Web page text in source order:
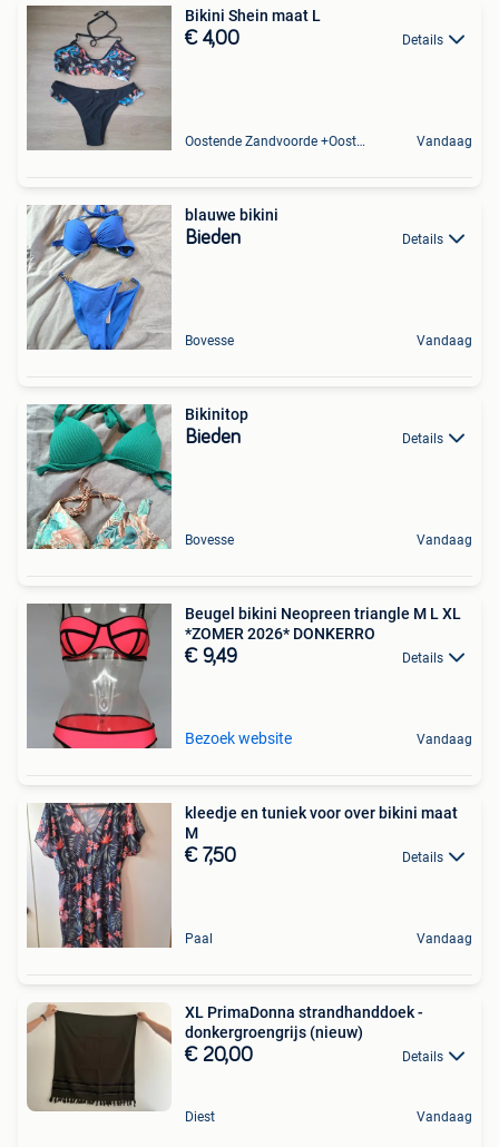
Bikini Shein maat L
€ 4,00 Details
Oostende Zandvoorde +Oostende Vandaag
blauwe bikini
Bieden Details
Bovesse Vandaag
Bikinitop
Bieden Details
Bovesse Vandaag
Beugel bikini Neopreen triangle M L XL
*ZOMER 2026* DONKERRO
€ 9,49 Details
Bezoek website Vandaag
kleedje en tuniek voor over bikini maat
M
€ 7,50 Details
Paal Vandaag
XL PrimaDonna strandhanddoek -
donkergroengrijs (nieuw)
€ 20,00 Details
Diest Vandaag